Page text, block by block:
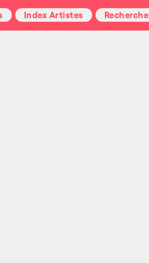
Index Artistes Recherche